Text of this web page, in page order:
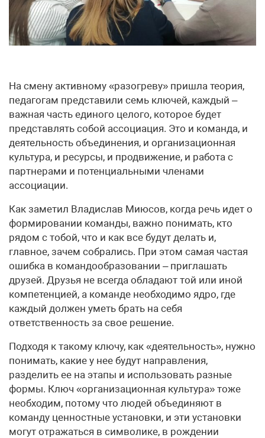
На смену активному «разогреву» пришла теория,
педагогам представили семь ключей, каждый –
важная часть единого целого, которое будет
представлять собой ассоциация. Это и команда, и
деятельность объединения, и организационная
культура, и ресурсы, и продвижение, и работа с
партнерами и потенциальными членами
ассоциации.
Как заметил Владислав Миюсов, когда речь идет о
формировании команды, важно понимать, кто
рядом с тобой, что и как все будут делать и,
главное, зачем собрались. При этом самая частая
ошибка в командообразовании – приглашать
друзей. Друзья не всегда обладают той или иной
компетенцией, а команде необходимо ядро, где
каждый должен уметь брать на себя
ответственность за свое решение.
Подходя к такому ключу, как «деятельность», нужно
понимать, какие у нее будут направления,
разделить ее на этапы и использовать разные
формы. Ключ «организационная культура» тоже
необходим, потому что людей объединяют в
команду ценностные установки, и эти установки
могут отражаться в символике, в рождении